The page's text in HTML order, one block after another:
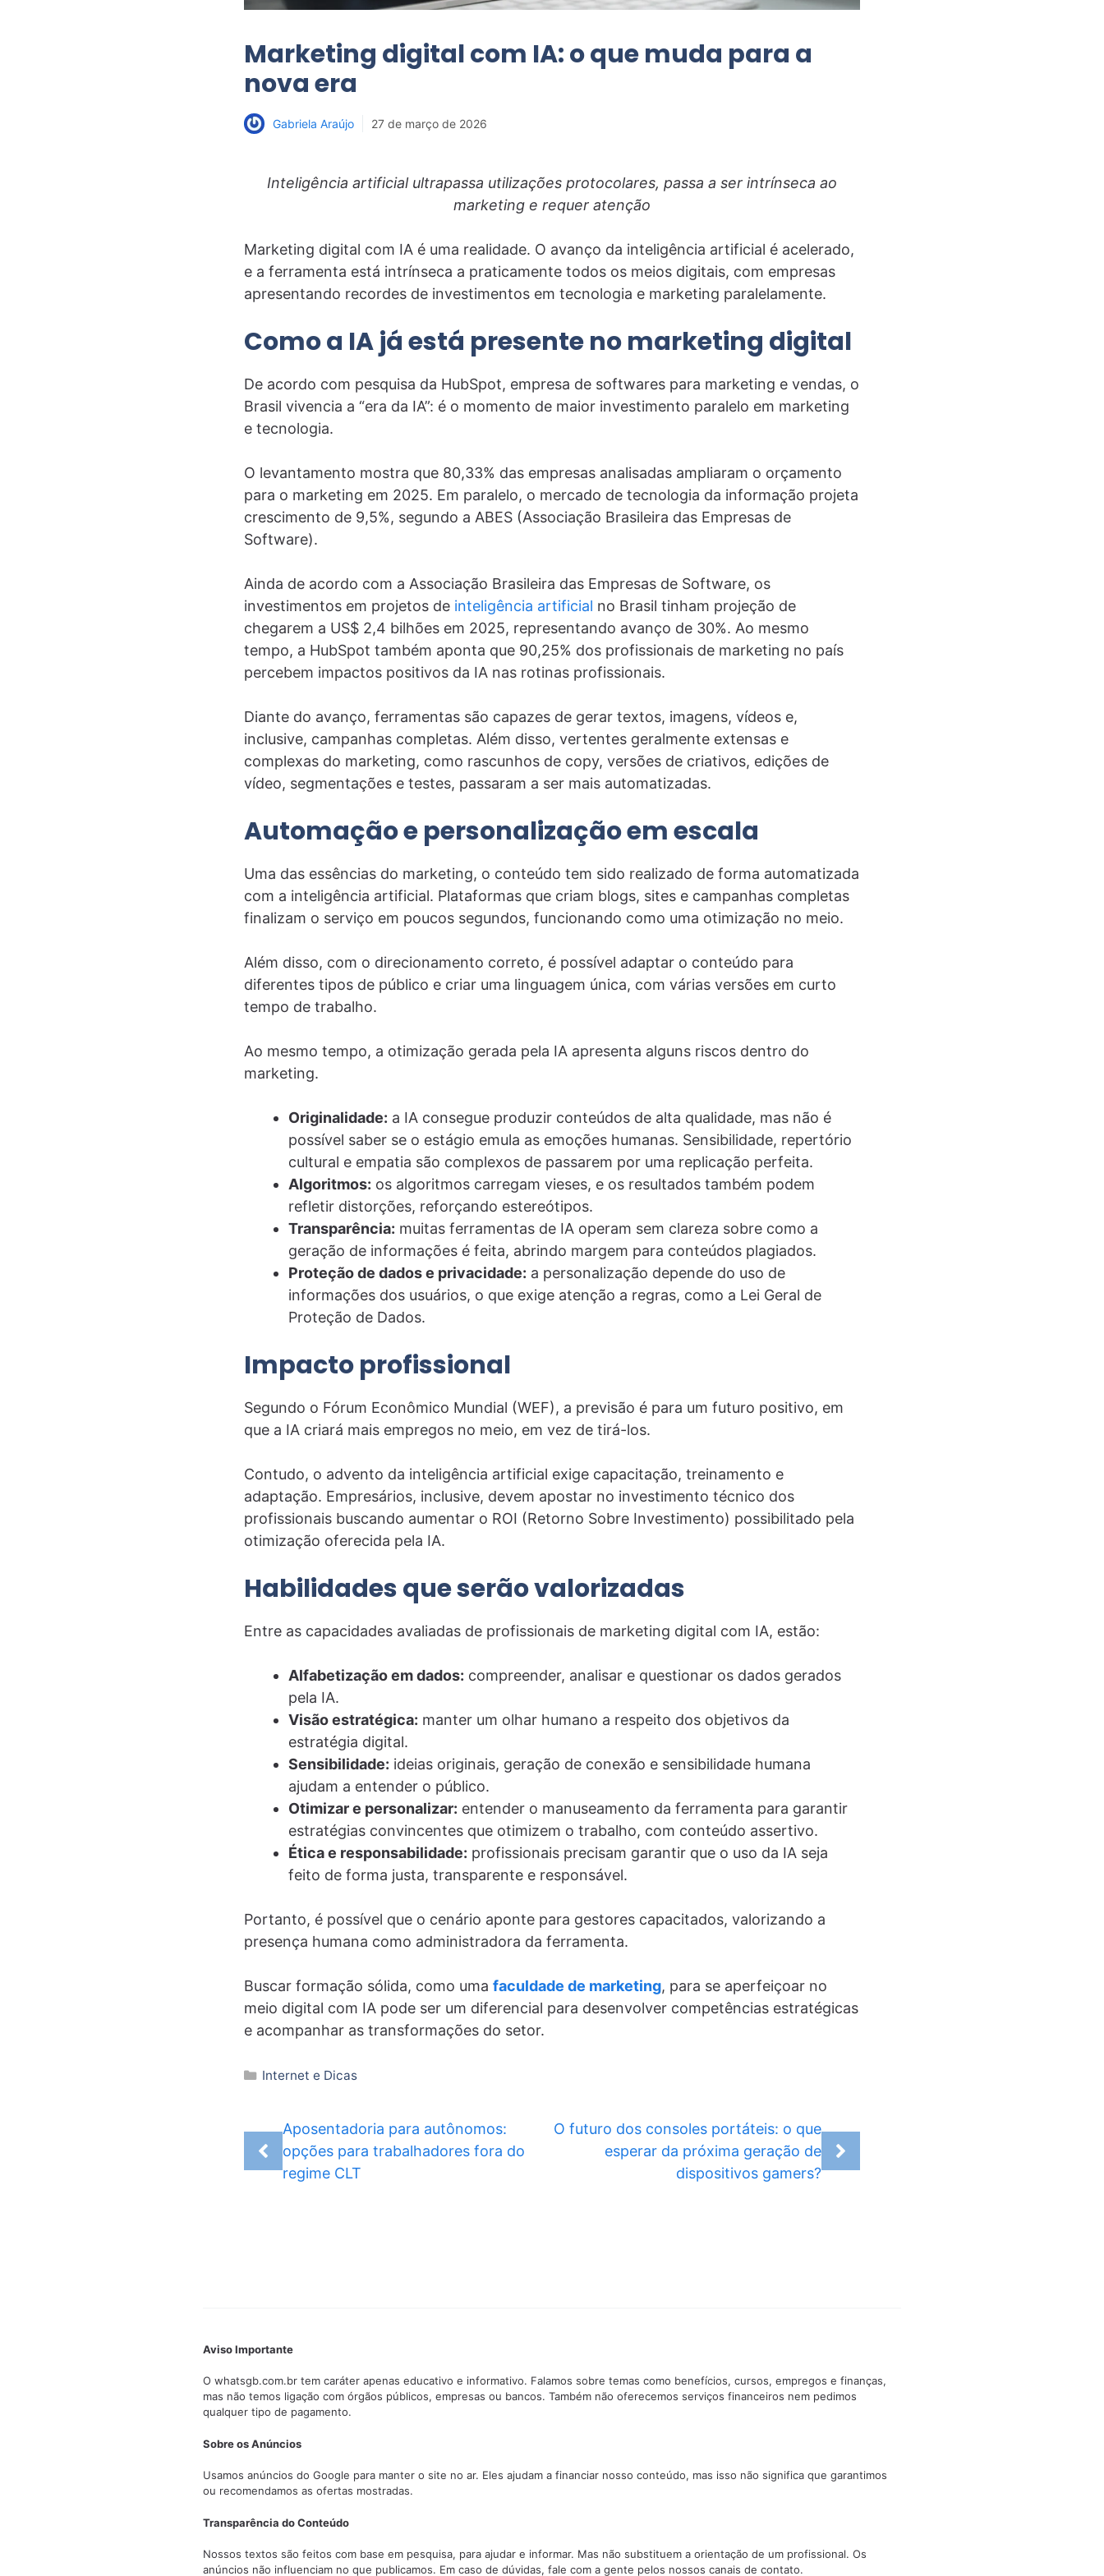
Marketing digital com IA: o que muda para a
nova era
Gabriela Araújo 27 de março de 2026
Inteligência artificial ultrapassa utilizações protocolares, passa a ser intrínseca ao
marketing e requer atenção
Marketing digital com IA é uma realidade. O avanço da inteligência artificial é acelerado,
e a ferramenta está intrínseca a praticamente todos os meios digitais, com empresas
apresentando recordes de investimentos em tecnologia e marketing paralelamente.
Como a IA já está presente no marketing digital
De acordo com pesquisa da HubSpot, empresa de softwares para marketing e vendas, o
Brasil vivencia a “era da IA”: é o momento de maior investimento paralelo em marketing
e tecnologia.
O levantamento mostra que 80,33% das empresas analisadas ampliaram o orçamento
para o marketing em 2025. Em paralelo, o mercado de tecnologia da informação projeta
crescimento de 9,5%, segundo a ABES (Associação Brasileira das Empresas de
Software).
Ainda de acordo com a Associação Brasileira das Empresas de Software, os
investimentos em projetos de inteligência artificial no Brasil tinham projeção de
chegarem a US$ 2,4 bilhões em 2025, representando avanço de 30%. Ao mesmo
tempo, a HubSpot também aponta que 90,25% dos profissionais de marketing no país
percebem impactos positivos da IA nas rotinas profissionais.
Diante do avanço, ferramentas são capazes de gerar textos, imagens, vídeos e,
inclusive, campanhas completas. Além disso, vertentes geralmente extensas e
complexas do marketing, como rascunhos de copy, versões de criativos, edições de
vídeo, segmentações e testes, passaram a ser mais automatizadas.
Automação e personalização em escala
Uma das essências do marketing, o conteúdo tem sido realizado de forma automatizada
com a inteligência artificial. Plataformas que criam blogs, sites e campanhas completas
finalizam o serviço em poucos segundos, funcionando como uma otimização no meio.
Além disso, com o direcionamento correto, é possível adaptar o conteúdo para
diferentes tipos de público e criar uma linguagem única, com várias versões em curto
tempo de trabalho.
Ao mesmo tempo, a otimização gerada pela IA apresenta alguns riscos dentro do
marketing.
Originalidade: a IA consegue produzir conteúdos de alta qualidade, mas não é
possível saber se o estágio emula as emoções humanas. Sensibilidade, repertório
cultural e empatia são complexos de passarem por uma replicação perfeita.
Algoritmos: os algoritmos carregam vieses, e os resultados também podem
refletir distorções, reforçando estereótipos.
Transparência: muitas ferramentas de IA operam sem clareza sobre como a
geração de informações é feita, abrindo margem para conteúdos plagiados.
Proteção de dados e privacidade: a personalização depende do uso de
informações dos usuários, o que exige atenção a regras, como a Lei Geral de
Proteção de Dados.
Impacto profissional
Segundo o Fórum Econômico Mundial (WEF), a previsão é para um futuro positivo, em
que a IA criará mais empregos no meio, em vez de tirá-los.
Contudo, o advento da inteligência artificial exige capacitação, treinamento e
adaptação. Empresários, inclusive, devem apostar no investimento técnico dos
profissionais buscando aumentar o ROI (Retorno Sobre Investimento) possibilitado pela
otimização oferecida pela IA.
Habilidades que serão valorizadas
Entre as capacidades avaliadas de profissionais de marketing digital com IA, estão:
Alfabetização em dados: compreender, analisar e questionar os dados gerados
pela IA.
Visão estratégica: manter um olhar humano a respeito dos objetivos da
estratégia digital.
Sensibilidade: ideias originais, geração de conexão e sensibilidade humana
ajudam a entender o público.
Otimizar e personalizar: entender o manuseamento da ferramenta para garantir
estratégias convincentes que otimizem o trabalho, com conteúdo assertivo.
Ética e responsabilidade: profissionais precisam garantir que o uso da IA seja
feito de forma justa, transparente e responsável.
Portanto, é possível que o cenário aponte para gestores capacitados, valorizando a
presença humana como administradora da ferramenta.
Buscar formação sólida, como uma faculdade de marketing, para se aperfeiçoar no
meio digital com IA pode ser um diferencial para desenvolver competências estratégicas
e acompanhar as transformações do setor.
Categorias
Internet e Dicas
Aposentadoria para autônomos:
opções para trabalhadores fora do
regime CLT
O futuro dos consoles portáteis: o que
esperar da próxima geração de
dispositivos gamers?
Aviso Importante
O whatsgb.com.br tem caráter apenas educativo e informativo. Falamos sobre temas como benefícios, cursos, empregos e finanças,
mas não temos ligação com órgãos públicos, empresas ou bancos. Também não oferecemos serviços financeiros nem pedimos
qualquer tipo de pagamento.
Sobre os Anúncios
Usamos anúncios do Google para manter o site no ar. Eles ajudam a financiar nosso conteúdo, mas isso não significa que garantimos
ou recomendamos as ofertas mostradas.
Transparência do Conteúdo
Nossos textos são feitos com base em pesquisa, para ajudar e informar. Mas não substituem a orientação de um profissional. Os
anúncios não influenciam no que publicamos. Em caso de dúvidas, fale com a gente pelos nossos canais de contato.